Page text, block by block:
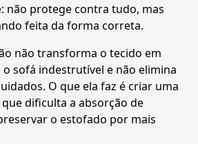
não protege contra tudo, mas
feita da forma correta.
não transforma o tecido em
sofá indestrutível e não elimina
O que ela faz é criar uma
dificulta a absorção de
o estofado por mais